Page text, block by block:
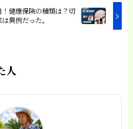
健康保険の種類は？切
異例だった。
人